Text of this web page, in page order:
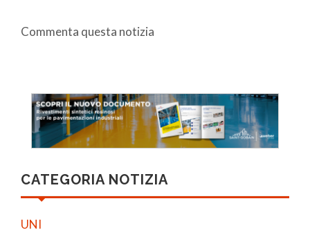
Commenta questa notizia
CATEGORIA NOTIZIA
UNI